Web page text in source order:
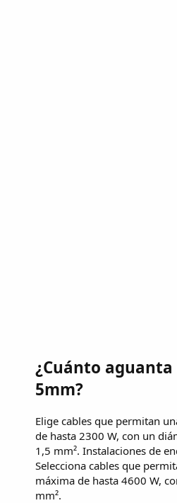
¿Cuánto aguanta
5mm?
Elige cables que permitan
de hasta 2300 W, con un
1,5 mm². Instalaciones de
Selecciona cables que
máxima de hasta 4600 W,
mm².